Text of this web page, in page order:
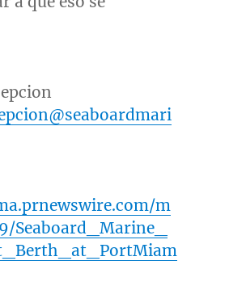
m
Seaboard_Marine_